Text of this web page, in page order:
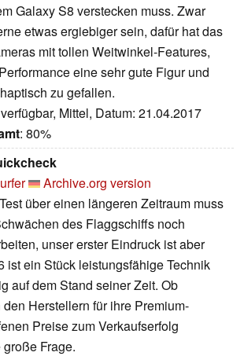
Galaxy S8 verstecken muss. Zwar
etwas ergiebiger sein, dafür hat das
mit tollen Weitwinkel-Features,
eine sehr gute Figur und
zu gefallen.
Mittel, Datum: 21.04.2017
: 80%
Archive.org version
über einen längeren Zeitraum muss
des Flaggschiffs noch
unser erster Eindruck ist aber
ist ein Stück leistungsfähige Technik
auf dem Stand seiner Zeit. Ob
Herstellern für ihre Premium-
Preise zum Verkaufserfolg
Frage.